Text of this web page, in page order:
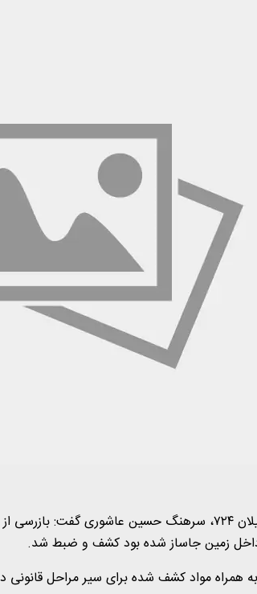
زمین جاساز شده بود کشف و ضبط شد.